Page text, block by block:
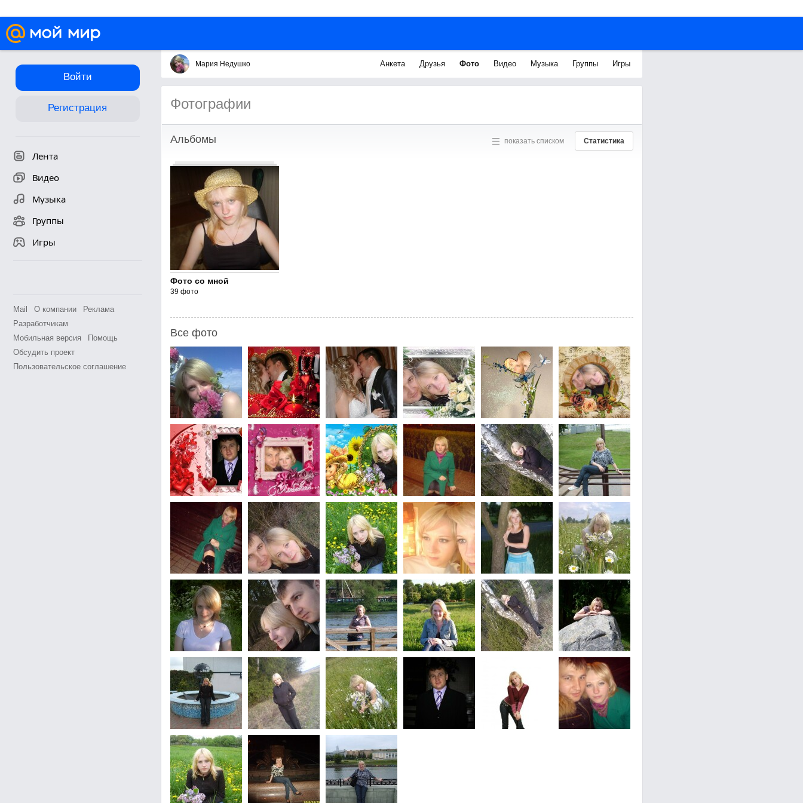
Войти
Регистрация
Лента
Видео
Музыка
Группы
Игры
Mail О компании
Реклама
Разработчикам
Мобильная версия
Помощь
Обсудить проект
Пользовательское соглашение
Мария Недушко Анкета Друзья Фото Видео Музыка Группы Игры
Фотографии
показать списком Статистика
Альбомы
Фото со мной
39 фото
Все фото